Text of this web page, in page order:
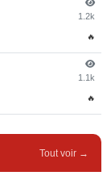
1.2k
🔥
1.1k
🔥
Tout voir →